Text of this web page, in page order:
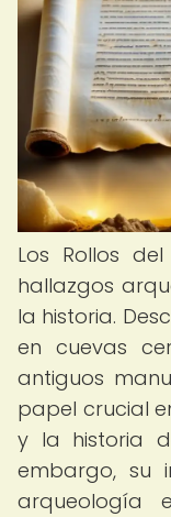
Los Rollos
hallazgos
la historia.
en cuevas
antiguos
papel crucial
y la historia
embargo, su
arqueología